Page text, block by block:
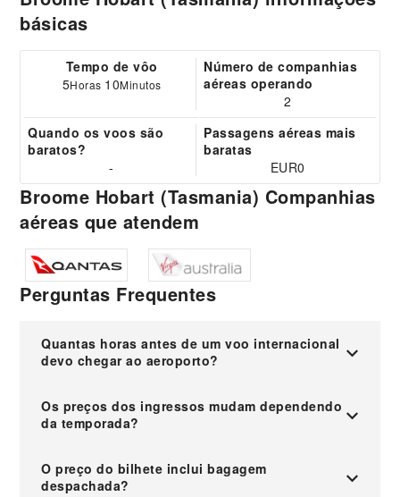
básicas
Tempo de vôo
5Horas 10Minutos
Número de companhias
aéreas operando
2
Quando os voos são
baratos?
-
Passagens aéreas mais
baratas
EUR0
Broome Hobart (Tasmania) Companhias
aéreas que atendem
Perguntas Frequentes
Quantas horas antes de um voo internacional
devo chegar ao aeroporto?
Os preços dos ingressos mudam dependendo
da temporada?
O preço do bilhete inclui bagagem
despachada?